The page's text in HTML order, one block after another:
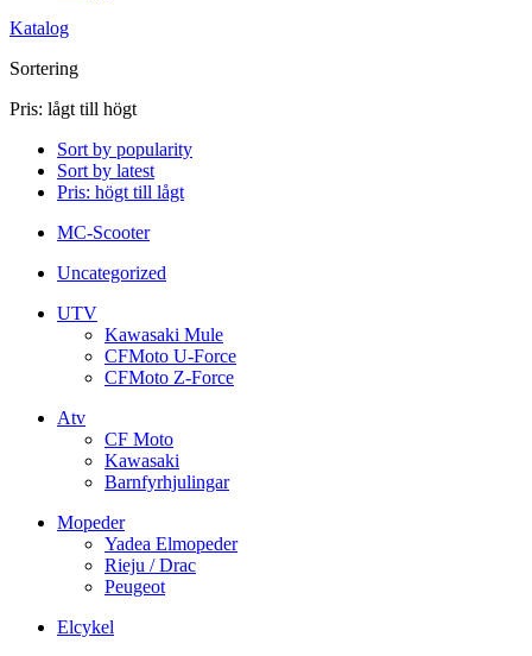
Katalog
Sortering
Pris: lågt till högt
Sort by popularity
Sort by latest
Pris: högt till lågt
MC-Scooter
Uncategorized
UTV
Kawasaki Mule
CFMoto U-Force
CFMoto Z-Force
Atv
CF Moto
Kawasaki
Barnfyrhjulingar
Mopeder
Yadea Elmopeder
Rieju / Drac
Peugeot
Elcykel